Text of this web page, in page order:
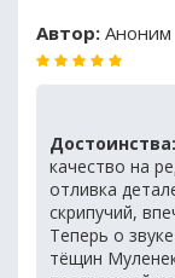
Автор: Аноним
Достоинства:
качество на
отливка
скрипучий,
Теперь о
тёщин